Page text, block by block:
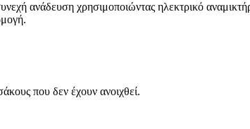
ανάδευση χρησιμοποιώντας ηλεκτρικό
που δεν έχουν ανοιχθεί.